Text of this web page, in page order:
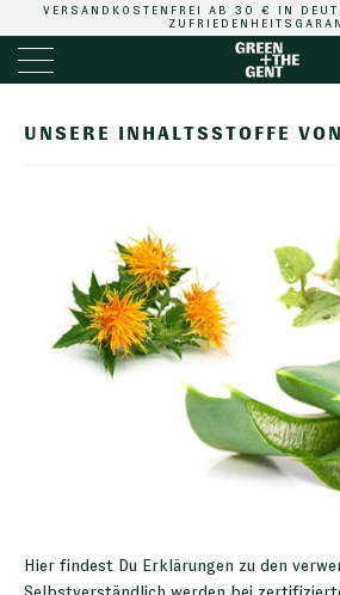
VERSANDKOSTENFREI AB 30 € IN
UNSERE INHALTSSTOFFE
Hier findest Du Erklärungen zu den